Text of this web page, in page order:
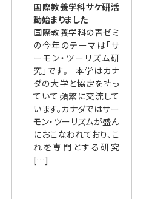
国際教養学科サケ研活
動始まりました
国際教養学科の青ゼミ
の今年のテーマは「サ
ーモン・ツーリズム研
究」です。 本学はカナ
ダの大学と協定を持っ
ていて頻繁に交流して
います。カナダではサー
モン・ツーリズムが盛ん
におこなわれており、こ
れを専門とする研究
[…]